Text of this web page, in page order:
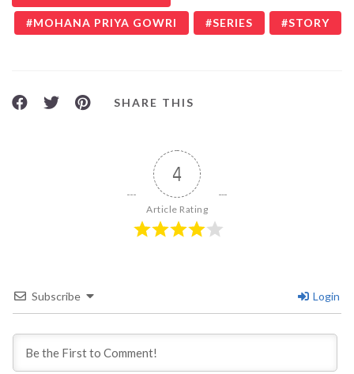
MOHANA PRIYA GOWRI SERIES STORY
SHARE THIS
4
Article Rating
Subscribe Login